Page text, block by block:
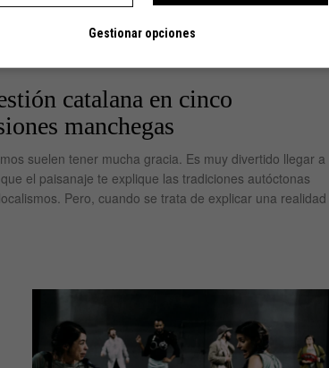
catalana en cinco
manchegas
suelen tener mucha gracia. Es muy divertido llegar a
el paisanaje te explique las tradiciones autóctonas
Pero, cuando se trata de explicar una realidad
Gestionar opciones